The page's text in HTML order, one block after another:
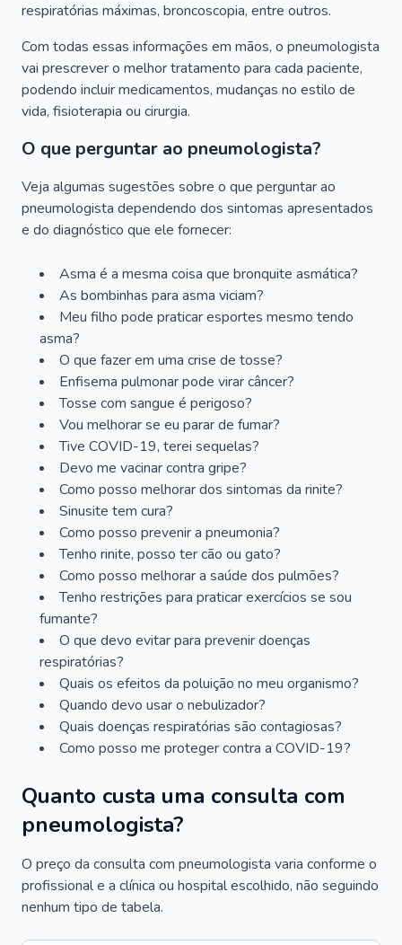
respiratórias máximas, broncoscopia, entre outros.
Com todas essas informações em mãos, o pneumologista
vai prescrever o melhor tratamento para cada paciente,
podendo incluir medicamentos, mudanças no estilo de
vida, fisioterapia ou cirurgia.
O que perguntar ao pneumologista?
Veja algumas sugestões sobre o que perguntar ao
pneumologista dependendo dos sintomas apresentados
e do diagnóstico que ele fornecer:
Asma é a mesma coisa que bronquite asmática?
As bombinhas para asma viciam?
Meu filho pode praticar esportes mesmo tendo
asma?
O que fazer em uma crise de tosse?
Enfisema pulmonar pode virar câncer?
Tosse com sangue é perigoso?
Vou melhorar se eu parar de fumar?
Tive COVID-19, terei sequelas?
Devo me vacinar contra gripe?
Como posso melhorar dos sintomas da rinite?
Sinusite tem cura?
Como posso prevenir a pneumonia?
Tenho rinite, posso ter cão ou gato?
Como posso melhorar a saúde dos pulmões?
Tenho restrições para praticar exercícios se sou
fumante?
O que devo evitar para prevenir doenças
respiratórias?
Quais os efeitos da poluição no meu organismo?
Quando devo usar o nebulizador?
Quais doenças respiratórias são contagiosas?
Como posso me proteger contra a COVID-19?
Quanto custa uma consulta com
pneumologista?
O preço da consulta com pneumologista varia conforme o
profissional e a clínica ou hospital escolhido, não seguindo
nenhum tipo de tabela.